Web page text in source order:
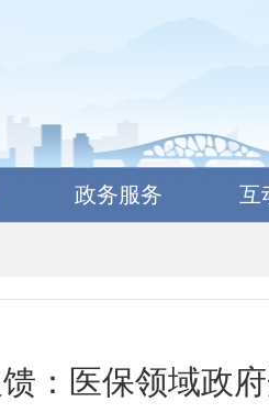
政务服务 互
：医保领域政